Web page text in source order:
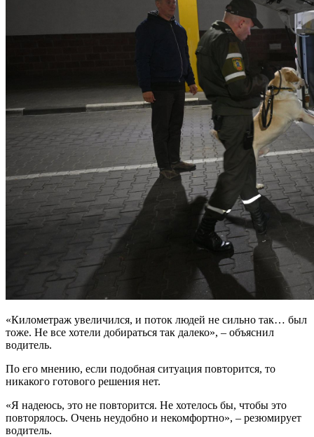
«Километраж увеличился, и поток людей не сильно так… был
тоже. Не все хотели добираться так далеко», – объяснил
водитель.
По его мнению, если подобная ситуация повторится, то
никакого готового решения нет.
«Я надеюсь, это не повторится. Не хотелось бы, чтобы это
повторялось. Очень неудобно и некомфортно», – резюмирует
водитель.